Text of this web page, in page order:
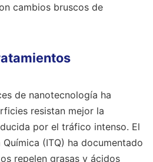
cambios bruscos de
de nanotecnología ha
resistan mejor la
por el tráfico intenso. El
(ITQ) ha documentado
repelen grasas y ácidos